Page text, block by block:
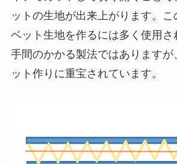
ットの生地が出来上がります。
ベット生地を作るには多く使用さ
手間のかかる製法ではあります
ット作りに重宝されています。